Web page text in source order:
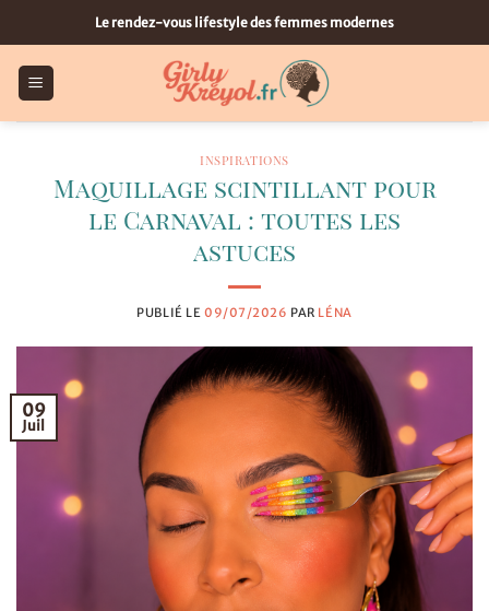
au
contenu
Le rendez-vous lifestyle des femmes modernes
INSPIRATIONS
Maquillage scintillant pour
le Carnaval : toutes les
astuces
PUBLIÉ LE 09/07/2026 PAR LÉNA
09
Juil